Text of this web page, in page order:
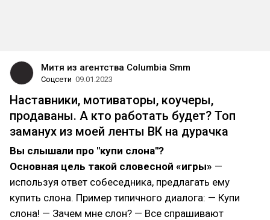
Митя из агентства Columbia Smm
Соцсети 09.01.2023
Наставники, мотиваторы, коучеры,
продаваны. А кто работать будет? Топ
заманух из моей ленты ВК на дурачка
Вы слышали про "купи слона"?
Основная цель такой словесной «игры» —
используя ответ собеседника, предлагать ему
купить слона. Пример типичного диалога: — Купи
слона! — Зачем мне слон? — Все спрашивают